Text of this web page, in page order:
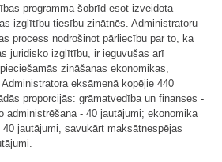
programma šobrīd esot izveidota
izglītību tiesību zinātnēs. Administratoru
process nodrošinot pārliecību par to, ka
juridisko izglītību, ir ieguvušas arī
zināšanas ekonomikas,
eksāmenā kopējie 440
proporcijās: grāmatvedība un finanses -
administrēšana - 40 jautājumi; ekonomika
jautājumi, savukārt maksātnespējas